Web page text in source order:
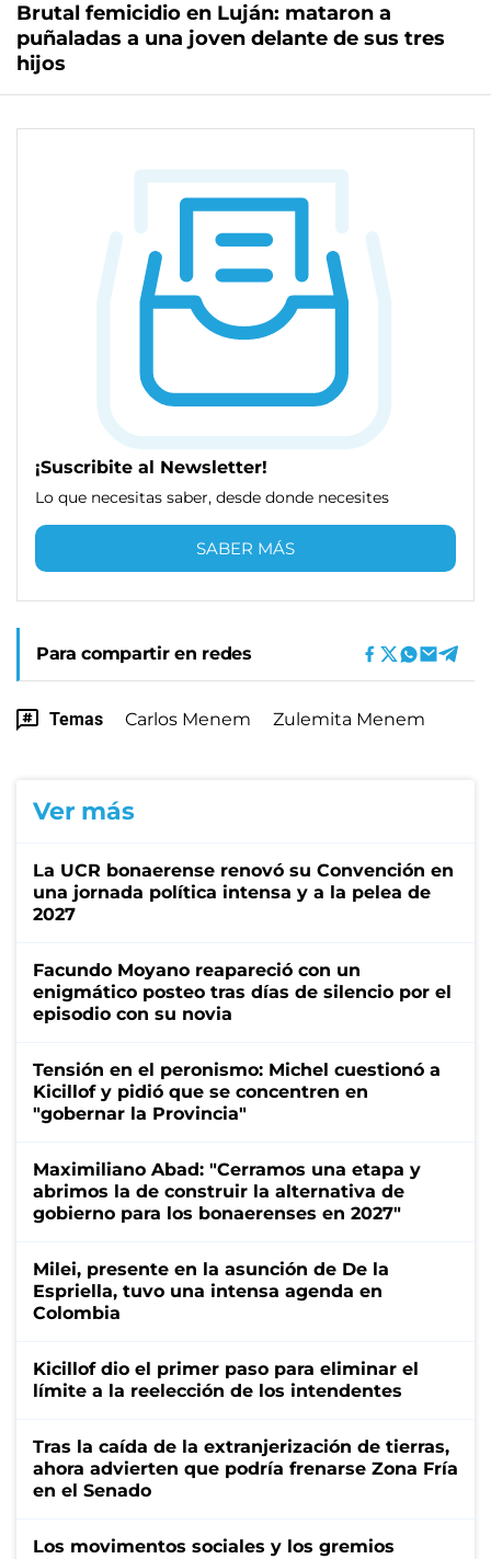
Brutal femicidio en Luján: mataron a
puñaladas a una joven delante de sus tres
hijos
¡Suscribite al Newsletter!
Lo que necesitas saber, desde donde necesites
SABER MÁS
Para compartir en redes
Temas Carlos Menem Zulemita Menem
Ver más
La UCR bonaerense renovó su Convención en
una jornada política intensa y a la pelea de
2027
Facundo Moyano reapareció con un
enigmático posteo tras días de silencio por el
episodio con su novia
Tensión en el peronismo: Michel cuestionó a
Kicillof y pidió que se concentren en
"gobernar la Provincia"
Maximiliano Abad: "Cerramos una etapa y
abrimos la de construir la alternativa de
gobierno para los bonaerenses en 2027"
Milei, presente en la asunción de De la
Espriella, tuvo una intensa agenda en
Colombia
Kicillof dio el primer paso para eliminar el
límite a la reelección de los intendentes
Tras la caída de la extranjerización de tierras,
ahora advierten que podría frenarse Zona Fría
en el Senado
Los movimentos sociales y los gremios